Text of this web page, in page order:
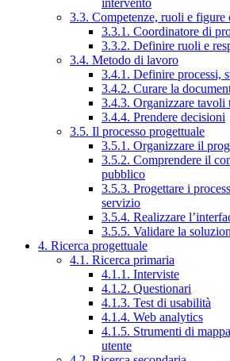
intervento
3.3. Competenze, ruoli e figure
3.3.1. Coordinatore di
3.3.2. Definire ruoli e
3.4. Metodo di lavoro
3.4.1. Definire processi,
3.4.2. Curare la
3.4.3. Organizzare
3.4.4. Prendere decisioni
3.5. Il processo progettuale
3.5.1. Organizzare il
3.5.2. Comprendere il
pubblico
3.5.3. Progettare i
servizio
3.5.4. Realizzare
3.5.5. Validare la
4. Ricerca progettuale
4.1. Ricerca primaria
4.1.1. Interviste
4.1.2. Questionari
4.1.3. Test di usabilità
4.1.4. Web analytics
4.1.5. Strumenti di
utente